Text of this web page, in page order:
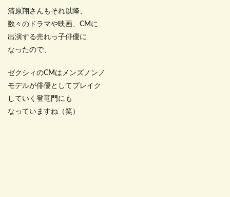
清原翔さんもそれ以降、
数々のドラマや映画、CMに
出演する売れっ子俳優に
なったので、
ゼクシィのCMはメンズノンノ
モデルが俳優としてブレイク
していく登竜門にも
なっていますね（笑）